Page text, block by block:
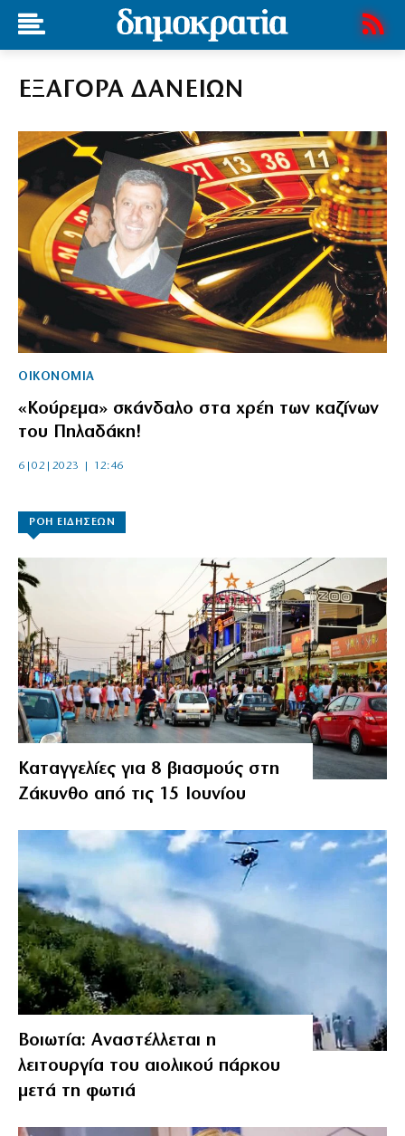
ΕΞΑΓΟΡΑ ΔΑΝΕΙΩΝ
ΟΙΚΟΝΟΜΙΑ
«Κούρεμα» σκάνδαλο στα χρέη των καζίνων
του Πηλαδάκη!
6|02|2023 | 12:46
ΡΟΗ ΕΙΔΗΣΕΩΝ
Καταγγελίες για 8 βιασμούς στη
Ζάκυνθο από τις 15 Ιουνίου
Βοιωτία: Αναστέλλεται η
λειτουργία του αιολικού πάρκου
μετά τη φωτιά